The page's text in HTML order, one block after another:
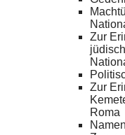
Zur
Zur
Roma
Namen